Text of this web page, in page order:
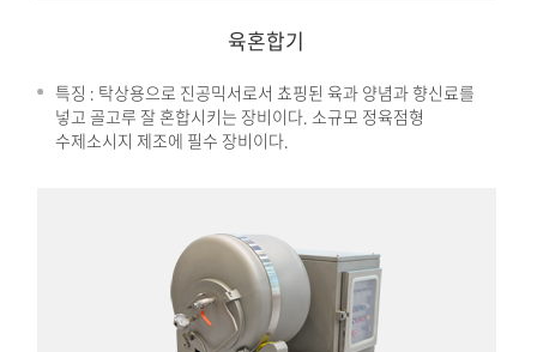
육혼합기
특징 : 탁상용으로 진공믹서로서 쵸핑된 육과 양념과 향신료를
넣고 골고루 잘 혼합시키는 장비이다. 소규모 정육점형
수제소시지 제조에 필수 장비이다.